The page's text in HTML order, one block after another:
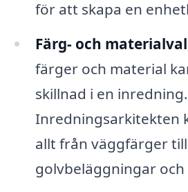
för att skapa en
Färg- och
färger och material
skillnad i en inredning.
Inredningsarkitekten
allt från väggfärger till
golvbeläggningar och